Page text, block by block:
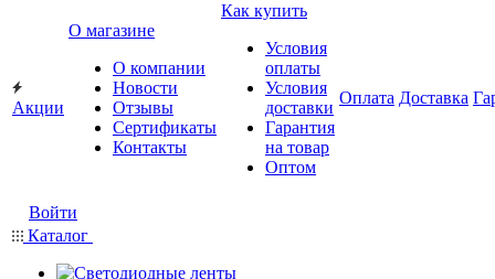
Акции
О магазине
О компании
Новости
Отзывы
Сертификаты
Контакты
Как купить
Условия
оплаты
Условия
доставки
Гарантия
на товар
Оптом
Оплата Доставка
Войти
Каталог